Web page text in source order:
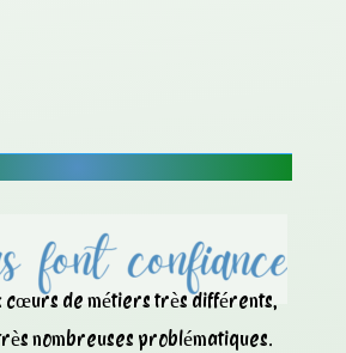
cœurs de métiers très différents,
nombreuses problématiques.